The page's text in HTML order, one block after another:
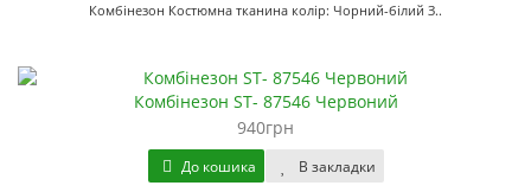
Комбінезон Костюмна тканина колір: Чорний-білий З..
Комбінезон ST- 87546 Червоний
940грн
До кошика В закладки